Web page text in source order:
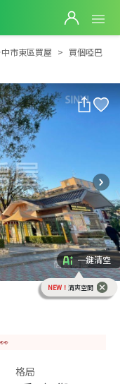
買個啞巴孝子收租金
中市東區買屋
買個啞巴
一鍵清空
NEW！ 清爽空間
格局